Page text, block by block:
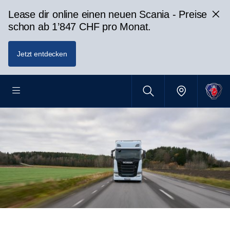
Lease dir online einen neuen Scania - Preise
schon ab 1’847 CHF pro Monat.
Jetzt entdecken